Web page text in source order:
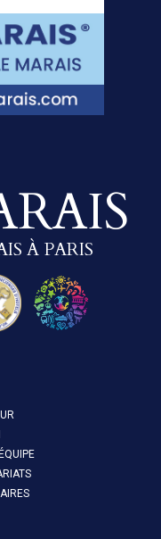
À PARIS